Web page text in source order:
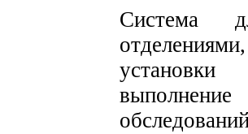
Система
установки